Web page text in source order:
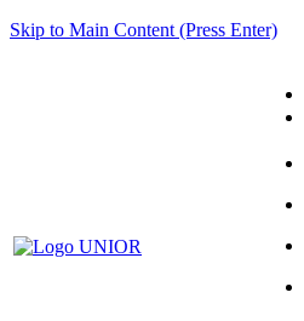
Skip to Main Content (Press Enter)